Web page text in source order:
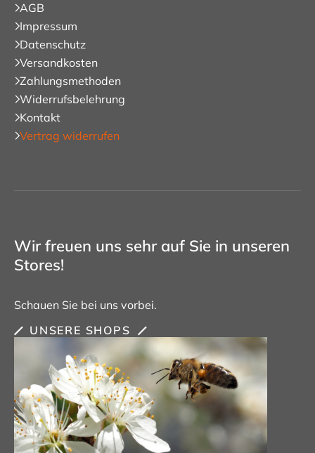
AGB
Impressum
Datenschutz
Versandkosten
Zahlungsmethoden
Widerrufsbelehrung
Kontakt
Vertrag widerrufen
Wir freuen uns sehr auf Sie in unseren
Stores!
Schauen Sie bei uns vorbei.
UNSERE SHOPS